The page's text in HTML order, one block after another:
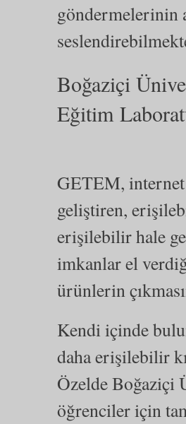
göndermelerinin
Boğaziçi
Eğitim
GETEM, internet
geliştiren,
erişilebilir hale
imkanlar el
ürünlerin
Kendi içinde
daha erişilebilir
Özelde Boğaziçi
öğrenciler için